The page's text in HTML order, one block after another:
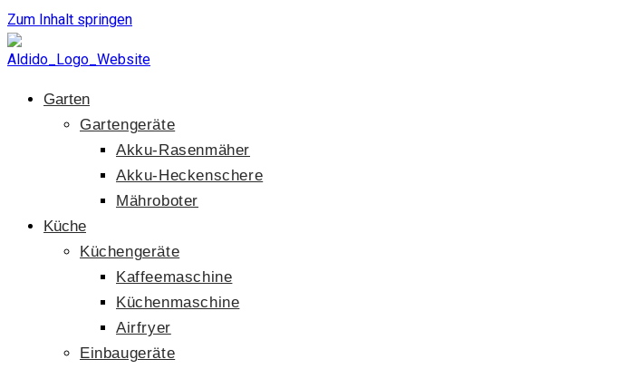
Zum Inhalt springen
Garten
Gartengeräte
Akku-Rasenmäher
Akku-Heckenschere
Mähroboter
Küche
Küchengeräte
Kaffeemaschine
Küchenmaschine
Airfryer
Einbaugeräte